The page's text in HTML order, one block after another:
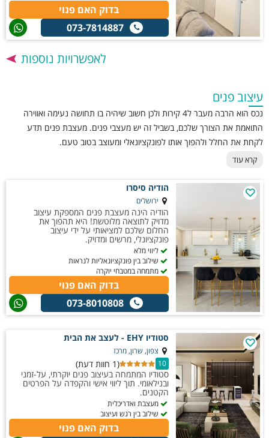
בדוק האם פנוי
073-7814887
לאפשרויות נוספות
עיצוב פנים
נכס הוא הרבה מעבר ל4 קירות ולכן חשוב שיהיה בו תחושה נעימה ואווירה
התואמת את הצורך שלכם, בשביל זה יש מעצבי פנים. מעצבת פנים תדע
לקחת את החלל ולהפוך אותו לפונקציונאלי ומעוצב בטוב טעם.
קרא עוד
הודיה סיסרו
ירושלים
הודיה הינה מעצבת פנים המספקת עיצוב
מדויק לתוצאה מלוטשת! היא תהפוך את
החלום שלכם למציאותי על ידי עיצוב
פונקציונלי, מרשים ומדויק.
ליווי מלא
שילוב בין פונקציונאליות לנראות
מתמחה במטבחי יוקרה
בדוק האם פנוי
073-8010808
סטודיו EHY - לעצב את הבית
צפון, שרון, מרכז
10
(1 חוות דעת)
סטודיו המתמחה בעיצוב פנים יוקרתי, על-זמני
ובנילאומי. תוך ליווי אישי והקפדה על הפרטים
הקטנים.
מעצבת ואדריכלית
שילוב בין רגש ועיצוב
בדוק האם פנוי